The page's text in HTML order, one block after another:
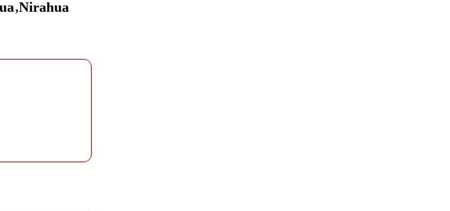
,Nirahua